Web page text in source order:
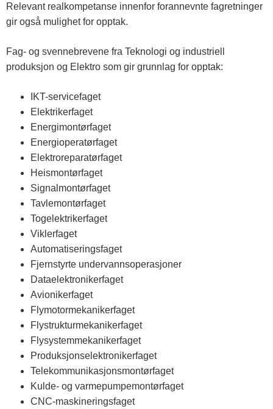
Relevant realkompetanse innenfor forannevnte fagretninger
gir også mulighet for opptak.
Fag‐ og svennebrevene fra Teknologi og industriell
produksjon og Elektro som gir grunnlag for opptak:
IKT-servicefaget
Elektrikerfaget
Energimontørfaget
Energioperatørfaget
Elektroreparatørfaget
Heismontørfaget
Signalmontørfaget
Tavlemontørfaget
Togelektrikerfaget
Viklerfaget
Automatiseringsfaget
Fjernstyrte undervannsoperasjoner
Dataelektronikerfaget
Avionikerfaget
Flymotormekanikerfaget
Flystrukturmekanikerfaget
Flysystemmekanikerfaget
Produksjonselektronikerfaget
Telekommunikasjonsmontørfaget
Kulde- og varmepumpemontørfaget
CNC-maskineringsfaget